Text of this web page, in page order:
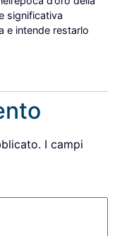
significativa
e intende restarlo
I campi